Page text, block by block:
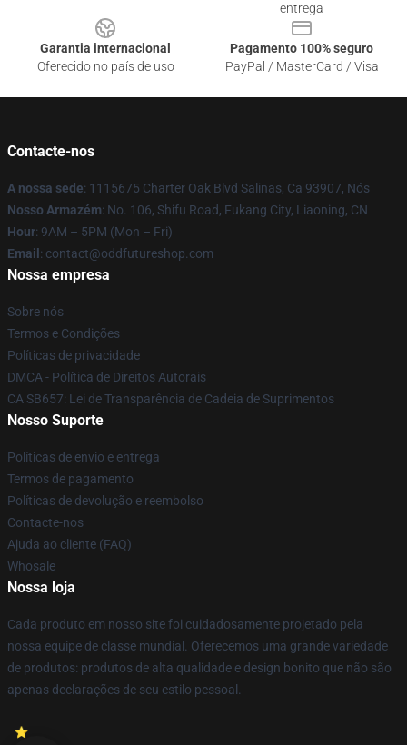
entrega
Garantia internacional
Oferecido no país de uso
Pagamento 100% seguro
PayPal / MasterCard / Visa
Contacte-nos
A nossa sede: 1115675 Charter Oak Blvd Salinas, Ca 93907, Nós
Nosso Armazém: No. 106, Shifu Road, Fukang City, Liaoning, CN
Hour: 9AM – 5PM (Mon – Fri)
Email : contact@oddfutureshop.com
Nossa empresa
Sobre nós
Termos e Condições
Políticas de privacidade
DMCA - Política de Direitos Autorais
CA SB657: Lei de Transparência de Cadeia de Suprimentos
Nosso Suporte
Políticas de envio e entrega
Termos de pagamento
Políticas de devolução e reembolso
Contacte-nos
Ajuda ao cliente (FAQ)
Whosale
Nossa loja
Cada produto em nosso site foi cuidadosamente projetado pela
nossa equipe de classe mundial. Oferecemos uma grande variedade
de produtos: produtos de alta qualidade e design bonito que não são
apenas declarações de seu estilo pessoal.